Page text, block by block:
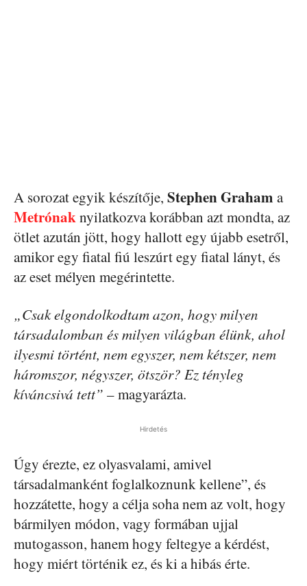
A sorozat egyik készítője, Stephen Graham a
Metrónaknyilatkozva korábban azt mondta, az
ötlet azután jött, hogy hallott egy újabb esetről,
amikor egy fiatal fiú leszúrt egy fiatal lányt, és
az eset mélyen megérintette.
„Csak elgondolkodtam azon, hogy milyen
társadalomban és milyen világban élünk, ahol
ilyesmi történt, nem egyszer, nem kétszer, nem
háromszor, négyszer, ötször? Ez tényleg
kíváncsivá tett” – magyarázta.
Hirdetés
Úgy érezte, ez olyasvalami, amivel
társadalmanként foglalkoznunk kellene”, és
hozzátette, hogy a célja soha nem az volt, hogy
bármilyen módon, vagy formában ujjal
mutogasson, hanem hogy feltegye a kérdést,
hogy miért történik ez, és ki a hibás érte.